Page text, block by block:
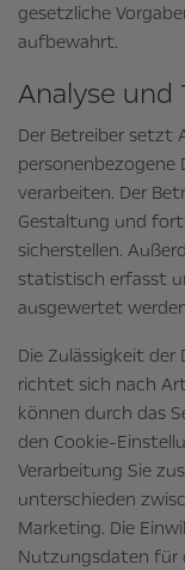
gesetzliche
aufbewahrt.
Analyse
Der Betreiber setzt
personenbezogene
verarbeiten. Der
Gestaltung und
sicherstellen.
statistisch erfasst
ausgewertet
Die Zulässigkeit
richtet sich nach
können durch das
den Cookie-
Verarbeitung Sie
unterschieden
Marketing. Die
Nutzungsdaten für